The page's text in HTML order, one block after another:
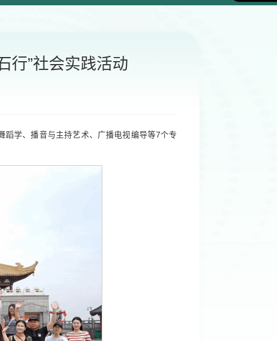
行”社会实践活动
蹈学、播音与主持艺术、广播电视编导等7个专